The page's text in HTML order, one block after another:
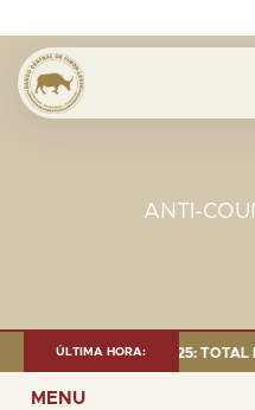
ANTI-
ÚLTIMA HORA:
AS OF 30 SEP. 2025: TOTAL
MENU